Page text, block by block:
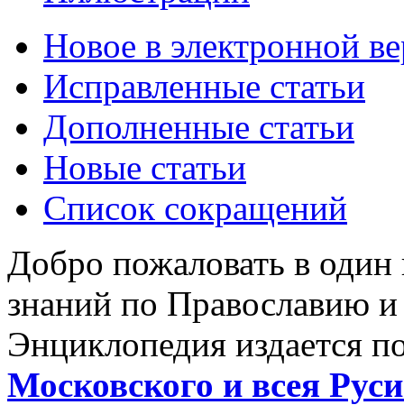
Новое в электронной
Исправленные статьи
Дополненные статьи
Новые статьи
Список сокращений
Добро пожаловать в
знаний по Православию
Энциклопедия издается
Московского и всея